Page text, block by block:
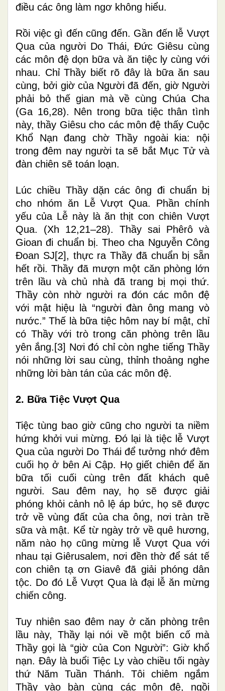
điều các ông làm ngơ không hiểu.
Rồi việc gì đến cũng đến. Gần đến lễ Vượt
Qua của người Do Thái, Đức Giêsu cùng
các môn đệ dọn bữa và ăn tiệc ly cùng với
nhau. Chỉ Thầy biết rõ đây là bữa ăn sau
cùng, bởi giờ của Người đã đến, giờ Người
phải bỏ thế gian mà về cùng Chúa Cha
(Ga 16,28). Nên trong bữa tiệc thân tình
này, thầy Giêsu cho các môn đệ thấy Cuộc
Khổ Nạn đang chờ Thầy ngoài kia: nội
trong đêm nay người ta sẽ bắt Mục Tử và
đàn chiên sẽ toán loạn.
Lúc chiều Thầy dặn các ông đi chuẩn bị
cho nhóm ăn Lễ Vượt Qua. Phần chính
yếu của Lễ này là ăn thịt con chiên Vượt
Qua. (Xh 12,21–28). Thầy sai Phêrô và
Gioan đi chuẩn bị. Theo cha Nguyễn Công
Đoan SJ[2], thực ra Thầy đã chuẩn bị sẵn
hết rồi. Thầy đã mượn một căn phòng lớn
trên lầu và chủ nhà đã trang bị mọi thứ.
Thầy còn nhờ người ra đón các môn đệ
với mật hiệu là “người đàn ông mang vò
nước.” Thế là bữa tiệc hôm nay bí mật, chỉ
có Thầy với trò trong căn phòng trên lầu
yên ắng.[3] Nơi đó chỉ còn nghe tiếng Thầy
nói những lời sau cùng, thỉnh thoảng nghe
những lời bàn tán của các môn đệ.
2. Bữa Tiệc Vượt Qua
Tiệc tùng bao giờ cũng cho người ta niềm
hứng khởi vui mừng. Đó lại là tiệc lễ Vượt
Qua của người Do Thái để tưởng nhớ đêm
cuối họ ở bên Ai Cập. Họ giết chiên để ăn
bữa tối cuối cùng trên đất khách quê
người. Sau đêm nay, họ sẽ được giải
phóng khỏi cảnh nô lệ áp bức, họ sẽ được
trở về vùng đất của cha ông, nơi tràn trề
sữa và mật. Kể từ ngày trở về quê hương,
năm nào họ cũng mừng lễ Vượt Qua với
nhau tại Giêrusalem, nơi đền thờ để sát tế
con chiên tạ ơn Giavê đã giải phóng dân
tộc. Do đó Lễ Vượt Qua là đại lễ ăn mừng
chiến công.
Tuy nhiên sao đêm nay ở căn phòng trên
lầu này, Thầy lại nói về một biến cố mà
Thầy gọi là “giờ của Con Người”: Giờ khổ
nạn. Đây là buổi Tiệc Ly vào chiều tối ngày
thứ Năm Tuần Thánh. Tôi chiêm ngắm
Thầy vào bàn cùng các môn đệ, ngồi